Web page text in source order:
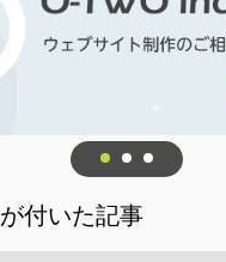
が付いた記事